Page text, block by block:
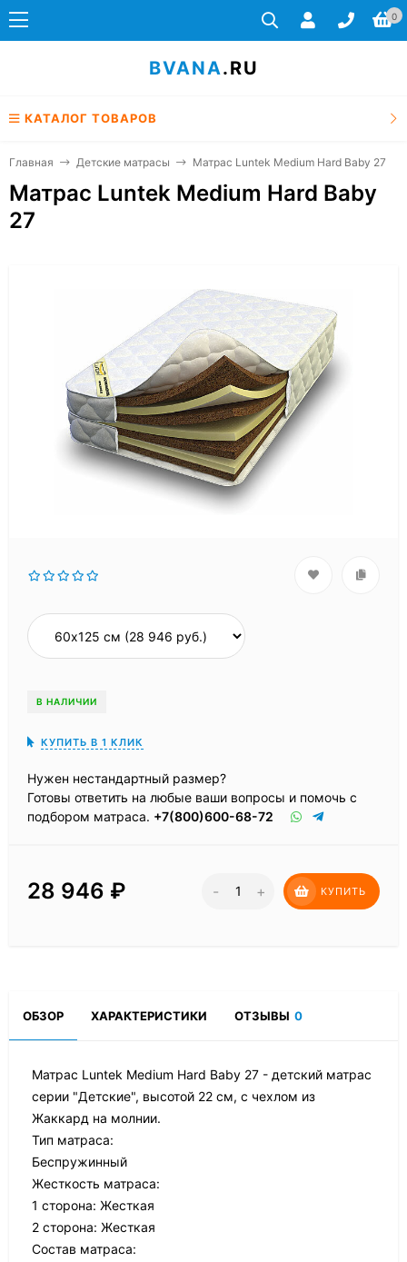
0
BVANA.RU
КАТАЛОГ ТОВАРОВ
Главная Детские матрасы Матрас Luntek Medium Hard Baby 27
Матрас Luntek Medium Hard Baby
27
В НАЛИЧИИ
КУПИТЬ В 1 КЛИК
Нужен нестандартный размер?
Готовы ответить на любые ваши вопросы и помочь с
подбором матраса. +7(800)600-68-72
28 946 ₽ - + КУПИТЬ
ОБЗОР ХАРАКТЕРИСТИКИ ОТЗЫВЫ 0
Матрас Luntek Medium Hard Baby 27 - детский матрас
серии "Детские", высотой 22 см, с чехлом из
Жаккард на молнии.
Тип матраса:
Беспружинный
Жесткость матраса:
1 сторона: Жесткая
2 сторона: Жесткая
Состав матраса: